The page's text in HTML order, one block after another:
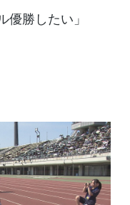
優勝したい」